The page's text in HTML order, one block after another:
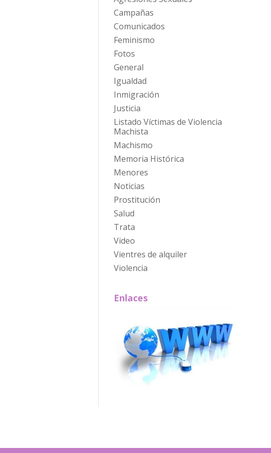
Campañas
Comunicados
Feminismo
Fotos
General
Igualdad
Inmigración
Justicia
Listado Víctimas de Violencia
Machista
Machismo
Memoria Histórica
Menores
Noticias
Prostitución
Salud
Trata
Video
Vientres de alquiler
Violencia
Enlaces